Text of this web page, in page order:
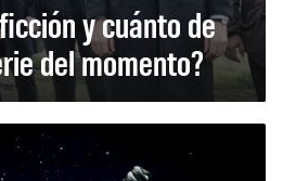
y cuánto de
del momento?